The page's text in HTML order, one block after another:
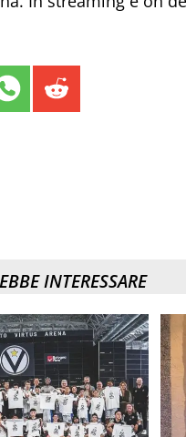
INTERESSARE